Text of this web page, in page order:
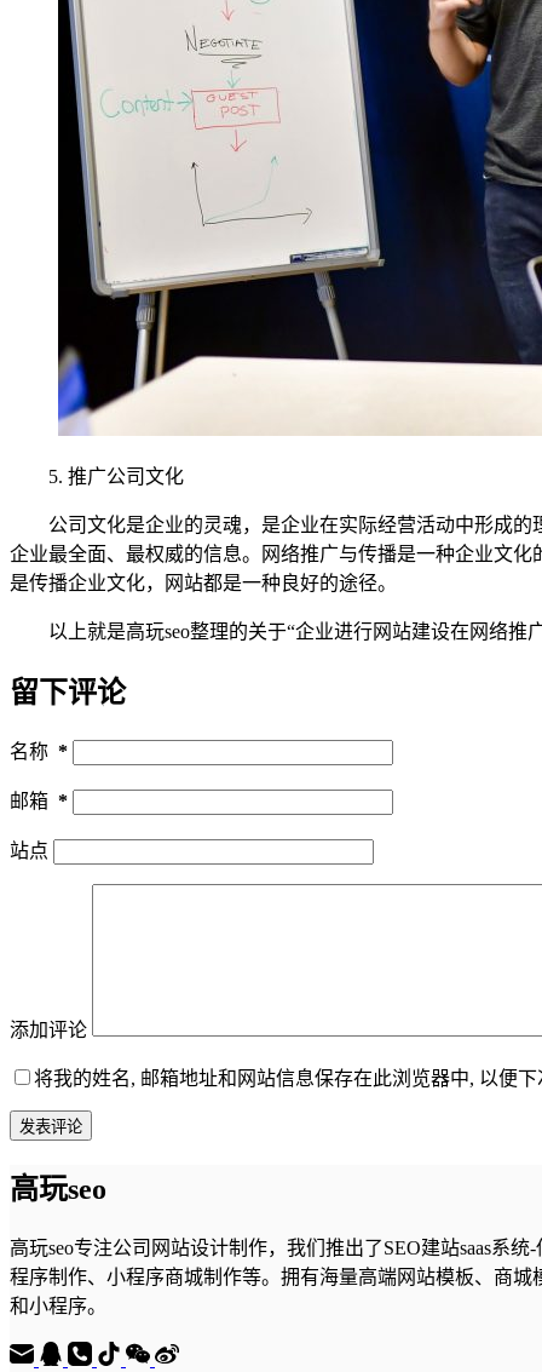
5. 推广公司文化
公司文化是企业的灵魂，是企业在实际经营活动中形成的
企业最全面、最权威的信息。网络推广与传播是一种企业文
是传播企业文化，网站都是一种良好的途径。
以上就是高玩seo整理的关于“企业进行网站建设在网络推
留下评论
名称 *
邮箱 *
站点
添加评论
将我的姓名, 邮箱地址和网站信息保存在此浏览器中, 以便
发表评论
高玩seo
高玩seo专注公司网站设计制作，我们推出了SEO建站saas系
程序制作、小程序商城制作等。拥有海量高端网站模板、商
和小程序。